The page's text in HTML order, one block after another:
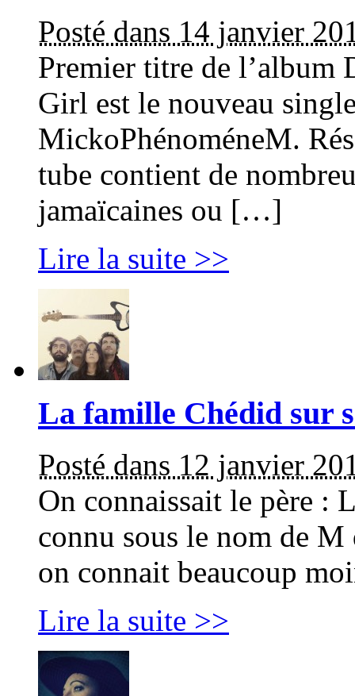
Posté dans 14 janvier
Premier titre de l’album
Girl est le nouveau
MickoPhénoméneM.
tube contient de
jamaïcaines ou […]
Lire la suite >>
La famille Chédid sur
Posté dans 12 janvier
On connaissait le père :
connu sous le nom de M
on connait beaucoup
Lire la suite >>